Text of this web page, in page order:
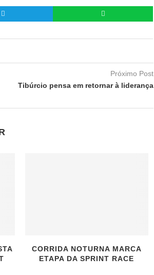
Próximo Post
Tibúrcio pensa em retornar à liderança
CORRIDA NOTURNA MARCA
ETAPA DA SPRINT RACE